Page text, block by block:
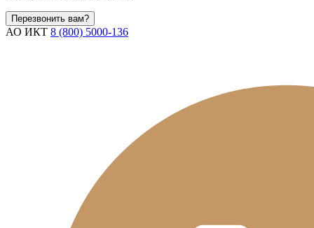
Перезвонить вам?
АО ИКТ 8 (800) 5000-136